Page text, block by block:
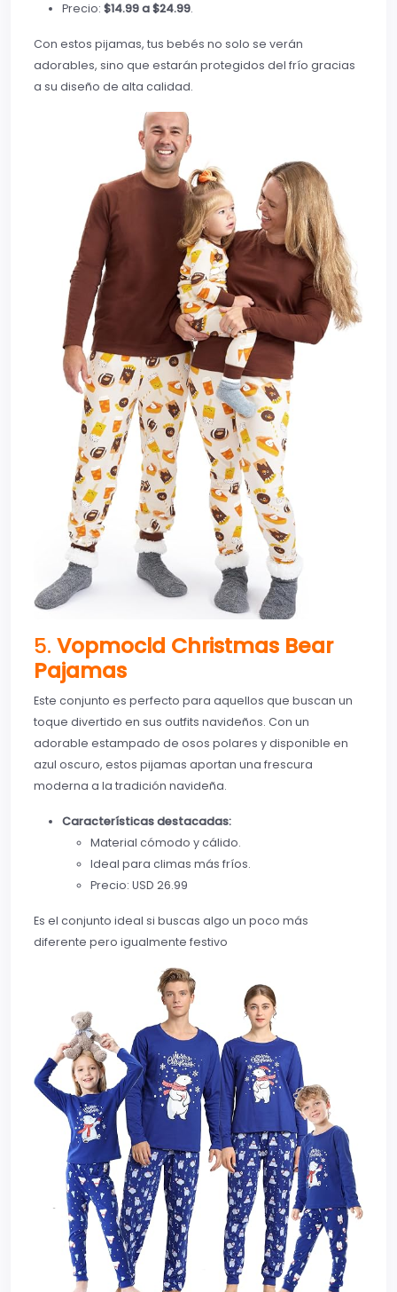
Precio: $14.99 a $24.99.
Con estos pijamas, tus bebés no solo se verán
adorables, sino que estarán protegidos del frío gracias
a su diseño de alta calidad.
5. Vopmocld Christmas Bear
Pajamas
Este conjunto es perfecto para aquellos que buscan un
toque divertido en sus outfits navideños. Con un
adorable estampado de osos polares y disponible en
azul oscuro, estos pijamas aportan una frescura
moderna a la tradición navideña.
Características destacadas:
Material cómodo y cálido.
Ideal para climas más fríos.
Precio: USD 26.99
Es el conjunto ideal si buscas algo un poco más
diferente pero igualmente festivo